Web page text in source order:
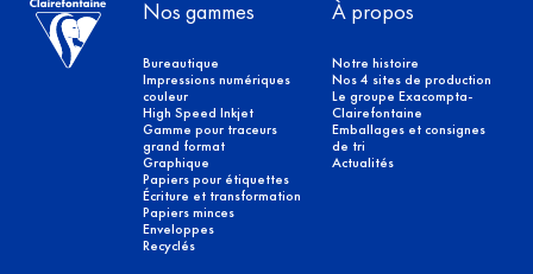
Nos gammes
Bureautique
Impressions numériques
couleur
High Speed Inkjet
Gamme pour traceurs
grand format
Graphique
Papiers pour étiquettes
Écriture et transformation
Papiers minces
Enveloppes
Recyclés
À propos
Notre histoire
Nos 4 sites de production
Le groupe Exacompta-
Clairefontaine
Emballages et consignes
de tri
Actualités